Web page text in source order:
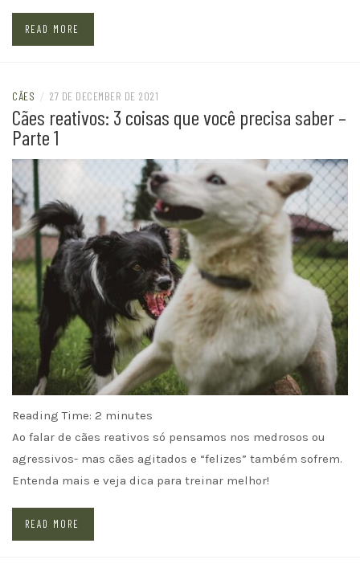
READ MORE
CÃES / 27 DE DECEMBER DE 2021
Cães reativos: 3 coisas que você precisa saber –
Parte 1
Reading Time: 2 minutes
Ao falar de cães reativos só pensamos nos medrosos ou
agressivos- mas cães agitados e “felizes” também sofrem.
Entenda mais e veja dica para treinar melhor!
READ MORE